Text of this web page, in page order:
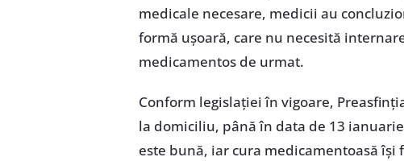
medicale necesare, medicii au
formă ușoară, care nu necesită
medicamentos de urmat.
Conform legislației în vigoare,
la domiciliu, până în data de 13
este bună, iar cura medicamentoasă își